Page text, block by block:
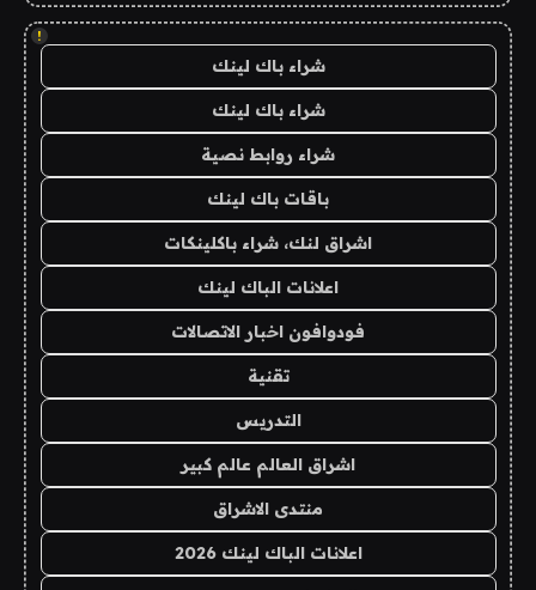
!
شراء باك لينك
شراء باك لينك
شراء روابط نصية
باقات باك لينك
اشراق لنك، شراء باكلينكات
اعلانات الباك لينك
فودوافون اخبار الاتصالات
تقنية
التدريس
اشراق العالم عالم كبير
منتدى الاشراق
اعلانات الباك لينك 2026